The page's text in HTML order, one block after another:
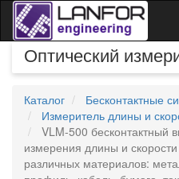
Оптический
Каталог
Бесконтактные
Измеритель длины и
VLM-500 бесконтактный
измерения длины и
различных материалов: